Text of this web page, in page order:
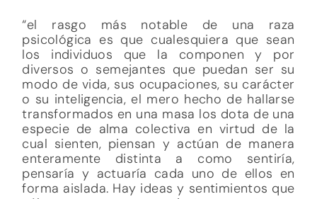
“el rasgo más notable de una raza
psicológica es que cualesquiera que sean
los individuos que la componen y por
diversos o semejantes que puedan ser su
modo de vida, sus ocupaciones, su carácter
o su inteligencia, el mero hecho de hallarse
transformados en una masa los dota de una
especie de alma colectiva en virtud de la
cual sienten, piensan y actúan de manera
enteramente distinta a como sentiría,
pensaría y actuaría cada uno de ellos en
forma aislada. Hay ideas y sentimientos que